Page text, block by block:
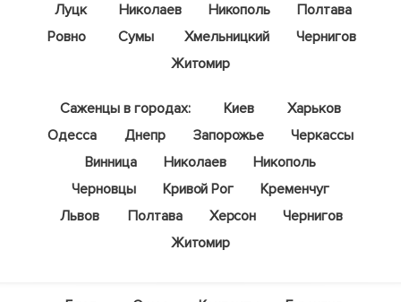
Луцк
Николаев Никополь
Полтава
Ровно
Сумы Хмельницкий
Чернигов
Житомир
Саженцы в городах: Киев
Харьков
Одесса
Днепр Запорожье
Черкассы
Винница
Николаев
Никополь
Черновцы
Кривой Рог
Кременчуг
Львов
Полтава Херсон
Чернигов
Житомир